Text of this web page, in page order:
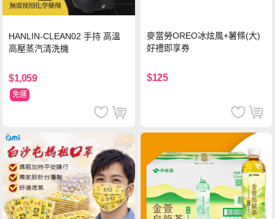
HANLIN-CLEAN02 手持 高溫
高壓蒸汽清洗機
$1,059
免運
麥當勞OREO冰炫風+薯條(大)
好禮即享券
$125